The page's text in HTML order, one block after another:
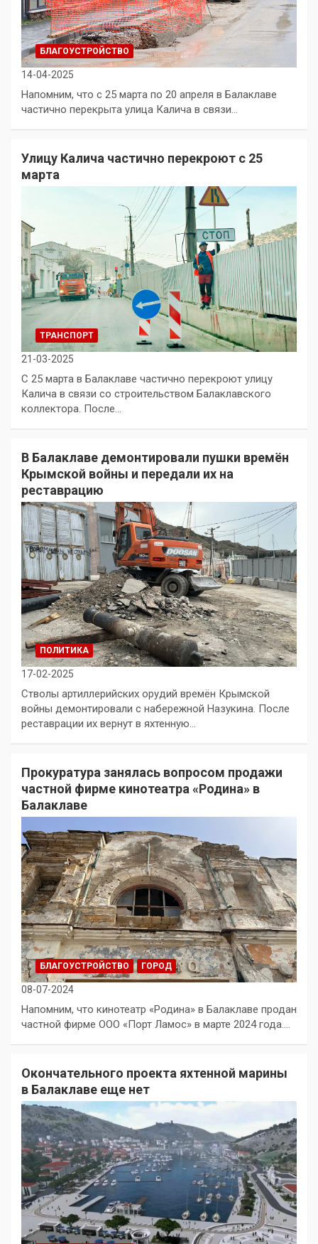
БЛАГОУСТРОЙСТВО
14-04-2025
Напомним, что с 25 марта по 20 апреля в Балаклаве
частично перекрыта улица Калича в связи…
Улицу Калича частично перекроют с 25
марта
ТРАНСПОРТ
21-03-2025
С 25 марта в Балаклаве частично перекроют улицу
Калича в связи со строительством Балаклавского
коллектора. После…
В Балаклаве демонтировали пушки времён
Крымской войны и передали их на
реставрацию
ПОЛИТИКА
17-02-2025
Стволы артиллерийских орудий времён Крымской
войны демонтировали с набережной Назукина. После
реставрации их вернут в яхтенную…
Прокуратура занялась вопросом продажи
частной фирме кинотеатра «Родина» в
Балаклаве
БЛАГОУСТРОЙСТВО ГОРОД
08-07-2024
Напомним, что кинотеатр «Родина» в Балаклаве продан
частной фирме ООО «Порт Ламос» в марте 2024 года.…
Окончательного проекта яхтенной марины
в Балаклаве еще нет